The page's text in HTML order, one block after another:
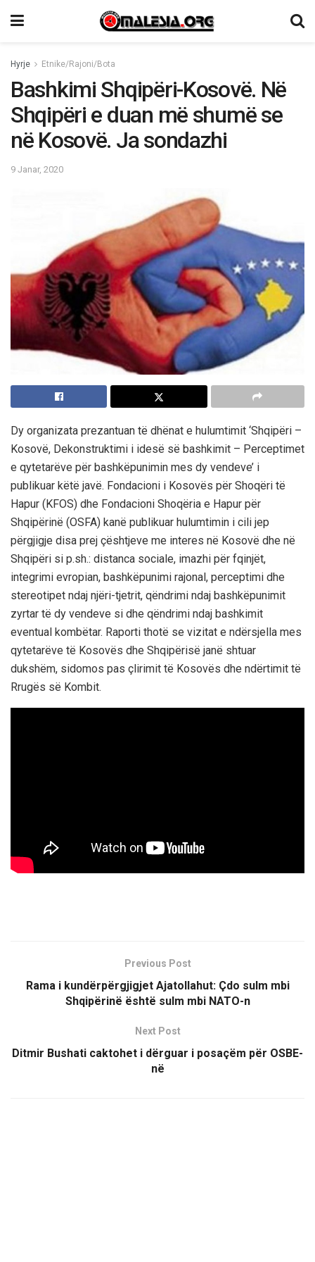
Hyrje Etnike/Rajoni/Bota
Bashkimi Shqipëri-Kosovë. Në
Shqipëri e duan më shumë se
në Kosovë. Ja sondazhi
9 Janar, 2020
Dy organizata prezantuan të dhënat e hulumtimit ‘Shqipëri –
Kosovë, Dekonstruktimi i idesë së bashkimit – Perceptimet
e qytetarëve për bashkëpunimin mes dy vendeve’ i
publikuar këtë javë. Fondacioni i Kosovës për Shoqëri të
Hapur (KFOS) dhe Fondacioni Shoqëria e Hapur për
Shqipërinë (OSFA) kanë publikuar hulumtimin i cili jep
përgjigje disa prej çështjeve me interes në Kosovë dhe në
Shqipëri si p.sh.: distanca sociale, imazhi për fqinjët,
integrimi evropian, bashkëpunimi rajonal, perceptimi dhe
stereotipet ndaj njëri-tjetrit, qëndrimi ndaj bashkëpunimit
zyrtar të dy vendeve si dhe qëndrimi ndaj bashkimit
eventual kombëtar. Raporti thotë se vizitat e ndërsjella mes
qytetarëve të Kosovës dhe Shqipërisë janë shtuar
dukshëm, sidomos pas çlirimit të Kosovës dhe ndërtimit të
Rrugës së Kombit.
Previous Post
Rama i kundërpërgjigjet Ajatollahut: Çdo sulm mbi
Shqipërinë është sulm mbi NATO-n
Next Post
Ditmir Bushati caktohet i dërguar i posaçëm për OSBE-
në